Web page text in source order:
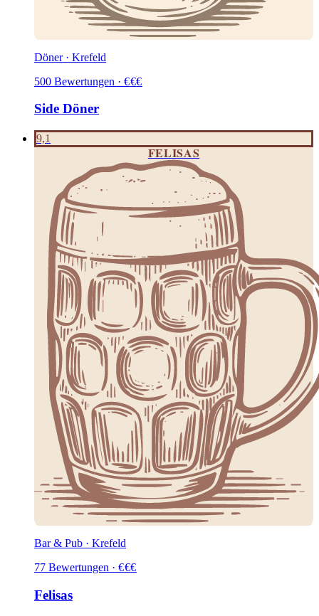
Döner · Krefeld
500 Bewertungen · €€€
Side Döner
9,1
FELISAS
Bar & Pub · Krefeld
77 Bewertungen · €€€
Felisas